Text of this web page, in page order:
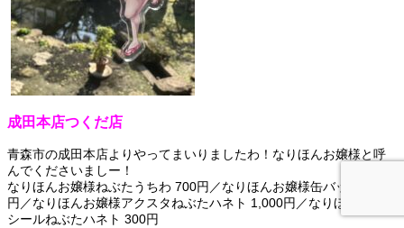
成田本店つくだ店
青森市の成田本店よりやってまいりましたわ！なりほんお嬢様と呼
んでくださいましー！
なりほんお嬢様ねぶたうちわ 700円／なりほんお嬢様缶バッジ 500
円／なりほんお嬢様アクスタねぶたハネト 1,000円／なりほんお嬢様
シールねぶたハネト 300円